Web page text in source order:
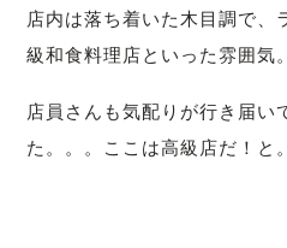
店内は落ち着いた木目調で、
級和食料理店といった雰囲気。
店員さんも気配りが行き届い
た。。。ここは高級店だ！と。